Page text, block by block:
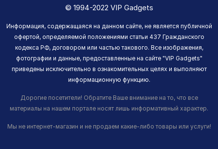
© 1994-2022 VIP Gadgets
Информация, содержащаяся на данном сайте, не является публичной
офертой, определяемой положениями статьи 437 Гражданского
кодекса РФ, договором или частью такового. Все изображения,
фотографии и данные, предоставленные на сайте "VIP Gadgets"
приведены исключительно в ознакомительных целях и выполняют
информационную функцию.
Дорогие посетители! Обратите Ваше внимание на то, что все
материалы на нашем портале носят лишь информативный характер.
Мы не интернет-магазин и не продаем какие-либо товары или услуги!